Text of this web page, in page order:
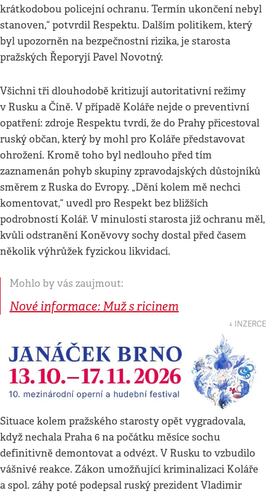
krátkodobou policejní ochranu. Termín ukončení nebyl
stanoven,“ potvrdil Respektu. Dalším politikem, který
byl upozorněn na bezpečnostní rizika, je starosta
pražských Řeporyjí Pavel Novotný.
Všichni tři dlouhodobě kritizují autoritativní režimy
v Rusku a Číně. V případě Koláře nejde o preventivní
opatření: zdroje Respektu tvrdí, že do Prahy přicestoval
ruský občan, který by mohl pro Koláře představovat
ohrožení. Kromě toho byl nedlouho před tím
zaznamenán pohyb skupiny zpravodajských důstojníků
směrem z Ruska do Evropy. „Dění kolem mě nechci
komentovat,“ uvedl pro Respekt bez bližších
podrobností Kolář. V minulosti starosta již ochranu měl,
kvůli odstranění Koněvovy sochy dostal před časem
několik výhrůžek fyzickou likvidací.
Mohlo by vás zaujmout:
Nové informace: Muž s ricinem
↓ INZERCE
Situace kolem pražského starosty opět vygradovala,
když nechala Praha 6 na počátku měsíce sochu
definitivně demontovat a odvézt. V Rusku to vzbudilo
vášnivé reakce. Zákon umožňující kriminalizaci Koláře
a spol. záhy poté podepsal ruský prezident Vladimir